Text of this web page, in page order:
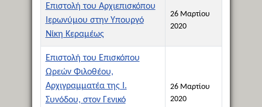
Τίτλος Ημερομηνία Δημιουργίας
Επιστολή του Αρχιεπισκόπου
Ιερωνύμου στην Υπουργό
Νίκη Κεραμέως
26 Μαρτίου
2020
Επιστολή του Επισκόπου
Ωρεών Φιλοθέου,
Αρχιγραμματέα της Ι.
Συνόδου, στον Γενικό
26 Μαρτίου
2020